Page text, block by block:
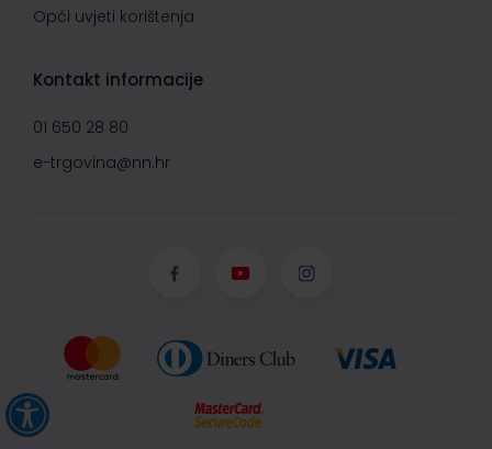
Opći uvjeti korištenja
Kontakt informacije
01 650 28 80
e-trgovina@nn.hr